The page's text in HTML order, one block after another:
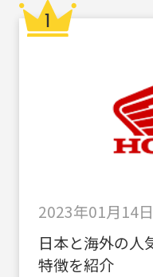
2023年01月14日
日本と海外の人
特徴を紹介